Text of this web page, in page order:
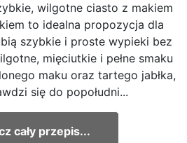
wilgotne ciasto z makiem
to idealna propozycja dla
szybkie i proste wypieki bez
mięciutkie i pełne smaku
maku oraz tartego jabłka,
się do popołudni...
cały przepis...